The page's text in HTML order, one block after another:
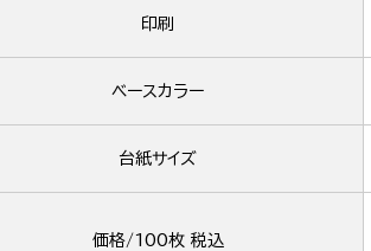
印刷
ベースカラー
台紙サイズ
価格/100枚 税込